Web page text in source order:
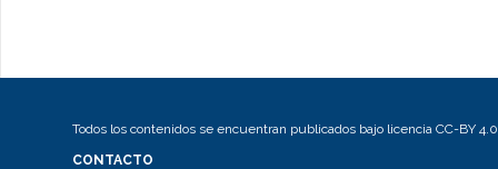
Todos los contenidos se encuentran publicados bajo licencia CC-BY 4.0
CONTACTO